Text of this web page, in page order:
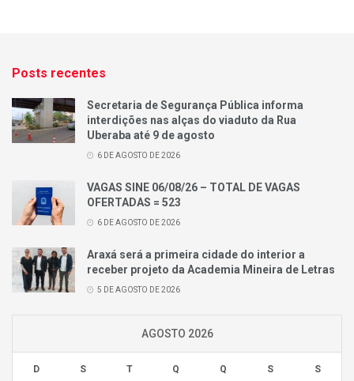
Posts recentes
Secretaria de Segurança Pública informa
interdições nas alças do viaduto da Rua
Uberaba até 9 de agosto
6 DE AGOSTO DE 2026
VAGAS SINE 06/08/26 – TOTAL DE VAGAS
OFERTADAS = 523
6 DE AGOSTO DE 2026
Araxá será a primeira cidade do interior a
receber projeto da Academia Mineira de Letras
5 DE AGOSTO DE 2026
AGOSTO 2026
D S T Q Q S S